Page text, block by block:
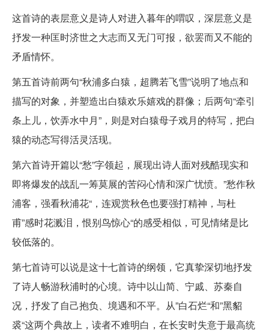
这首诗的表层意义是诗人对进入暮年的喟叹，深层意义是
抒发一种匡时济世之大志而又无门可报，欲罢而又不能的
矛盾情怀。
第五首诗前两句“秋浦多白猿，超腾若飞雪”说明了地点和
描写的对象，并塑造出白猿欢乐嬉戏的群像；后两句“牵引
条上儿，饮弄水中月”，则是对白猿母子戏月的特写，把白
猿的动态写得活灵活现。
第六首诗开篇以“愁”字领起，展现出诗人面对残酷现实和
即将爆发的战乱一筹莫展的苦闷心情和深广忧愤。”愁作秋
浦客，强看秋浦花“，连观赏秋色也要强打精神，与杜
甫”感时花溅泪，恨别鸟惊心“的感受相似，可见情绪是比
较低落的。
第七首诗可以说是这十七首诗的纲领，它真挚深切地抒发
了诗人畅游秋浦时的心境。诗中以山简、宁戚、苏秦自
况，抒发了自己抱负、境遇和不平。从”白石烂“和”黑貂
裘“这两个典故上，读者不难明白，在长安时失意于最高统